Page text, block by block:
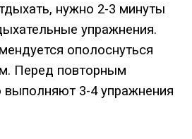
, нужно 2-3 минуты
упражнения.
ополоснуться
. Перед повторным
выполняют 3-4упражнения